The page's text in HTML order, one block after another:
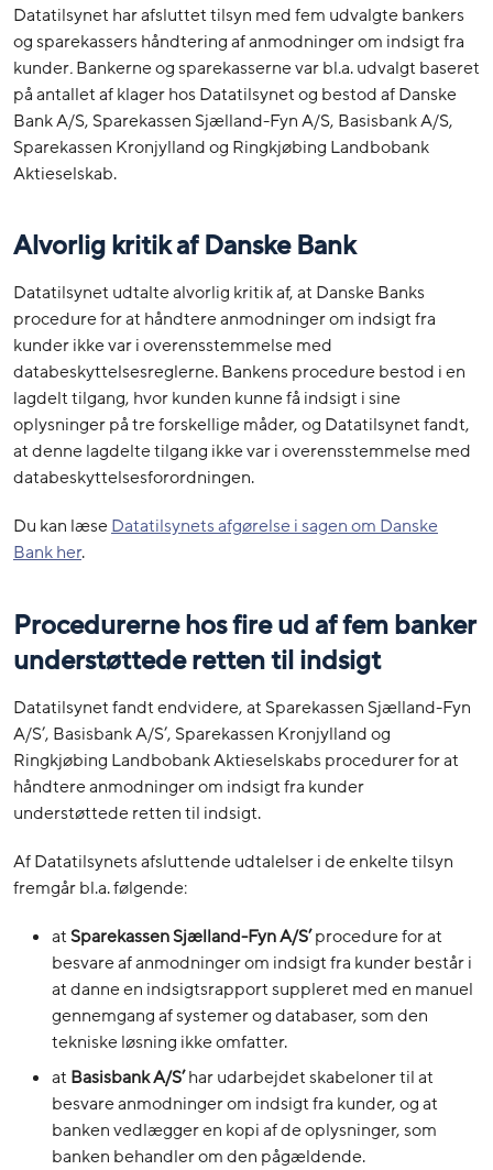
Datatilsynet har afsluttet tilsyn med fem udvalgte bankers
og sparekassers håndtering af anmodninger om indsigt fra
kunder.Bankerne og sparekasserne var bl.a. udvalgt baseret
på antallet af klager hos Datatilsynet og bestod af Danske
Bank A/S, Sparekassen Sjælland-Fyn A/S, Basisbank A/S,
Sparekassen Kronjylland og Ringkjøbing Landbobank
Aktieselskab.
Alvorlig kritik af Danske Bank
Datatilsynet udtalte alvorlig kritik af, at Danske Banks
procedure for at håndtere anmodninger om indsigt fra
kunder ikke var i overensstemmelse med
databeskyttelsesreglerne. Bankens procedure bestod i en
lagdelt tilgang, hvor kunden kunne få indsigt i sine
oplysninger på tre forskellige måder, og Datatilsynet fandt,
at denne lagdelte tilgang ikke var i overensstemmelse med
databeskyttelsesforordningen.
Du kan læseDatatilsynets afgørelse i sagen om Danske
Bank her.
Procedurerne hos fire ud af fem banker
understøttede retten til indsigt
Datatilsynet fandt endvidere, at Sparekassen Sjælland-Fyn
A/S’, Basisbank A/S’, Sparekassen Kronjylland og
Ringkjøbing Landbobank Aktieselskabs procedurer for at
håndtere anmodninger om indsigt fra kunder
understøttede retten til indsigt.
Af Datatilsynets afsluttende udtalelser i de enkelte tilsyn
fremgår bl.a. følgende:
atSparekassen Sjælland-Fyn A/S’procedure for at
besvare af anmodninger om indsigt fra kunder består i
at danne en indsigtsrapport suppleret med en manuel
gennemgang af systemer og databaser, som den
tekniske løsning ikke omfatter.
at Basisbank A/S’har udarbejdet skabeloner til at
besvare anmodninger om indsigt fra kunder, og at
banken vedlægger en kopi af de oplysninger, som
banken behandler om den pågældende.